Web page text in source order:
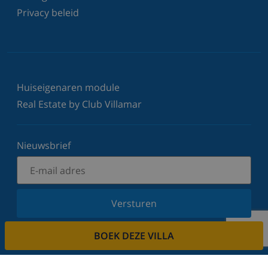
BOEK DEZE VILLA
Privacy beleid
Huiseigenaren module
Real Estate by Club Villamar
Nieuwsbrief
Versturen
Schrijf u in voor onze nieuwsbrief en blijf op de
Wij respecteren uw privacy.